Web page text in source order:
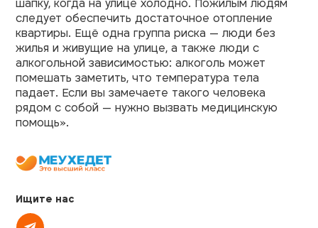
шапку, когда на улице холодно. Пожилым людям
следует обеспечить достаточное отопление
квартиры. Ещё одна группа риска — люди без
жилья и живущие на улице, а также люди с
алкогольной зависимостью: алкоголь может
помешать заметить, что температура тела
падает. Если вы замечаете такого человека
рядом с собой — нужно вызвать медицинскую
помощь».
Ищите нас